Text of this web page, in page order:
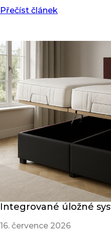
Přečíst článek
Integrované úložné
16. července 2026